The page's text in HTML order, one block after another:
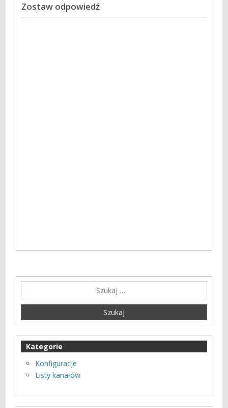
Zostaw odpowiedź
Kategorie
Konfiguracje
Listy kanałów